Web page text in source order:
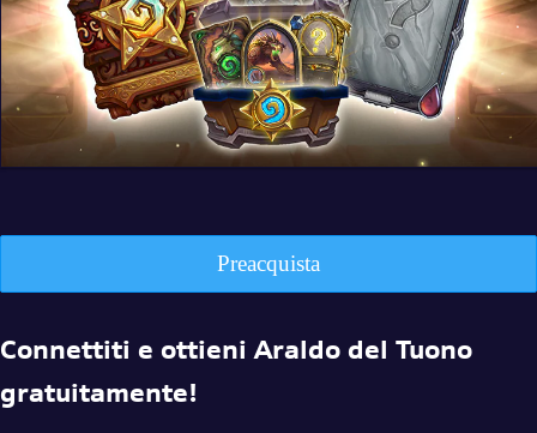
Preacquista
Connettiti e ottieni Araldo del Tuono
gratuitamente!